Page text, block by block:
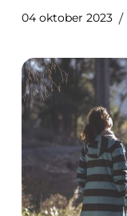
04 oktober 2023